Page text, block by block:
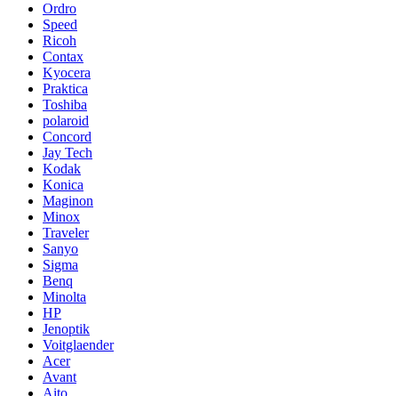
Ordro
Speed
Ricoh
Contax
Kyocera
Praktica
Toshiba
polaroid
Concord
Jay Tech
Kodak
Konica
Maginon
Minox
Traveler
Sanyo
Sigma
Benq
Minolta
HP
Jenoptik
Voitglaender
Acer
Avant
Aito